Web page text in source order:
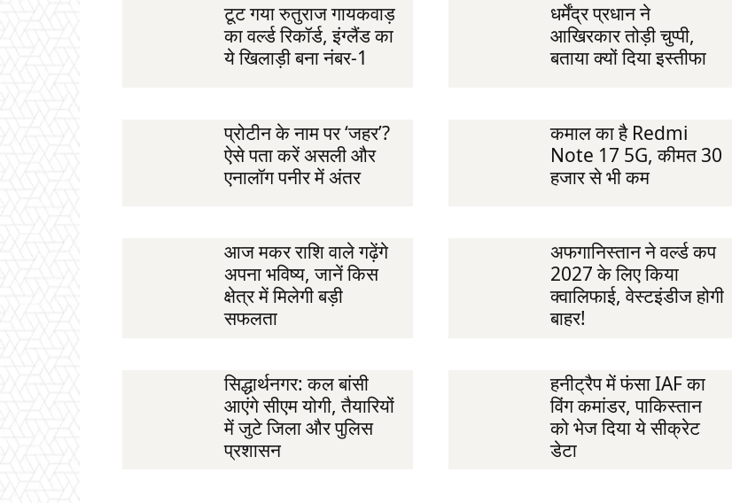
टूट गया रुतुराज गायकवाड़
का वर्ल्ड रिकॉर्ड, इंग्लैंड का
ये खिलाड़ी बना नंबर-1
धर्मेंद्र प्रधान ने
आखिरकार तोड़ी चुप्पी,
बताया क्यों दिया इस्तीफा
प्रोटीन के नाम पर ‘जहर’?
ऐसे पता करें असली और
एनालॉग पनीर में अंतर
कमाल का है Redmi
Note 17 5G, कीमत 30
हजार से भी कम
आज मकर राशि वाले गढ़ेंगे
अपना भविष्य, जानें किस
क्षेत्र में मिलेगी बड़ी
सफलता
अफगानिस्तान ने वर्ल्ड कप
2027 के लिए किया
क्वालिफाई, वेस्टइंडीज होगी
बाहर!
सिद्धार्थनगर: कल बांसी
आएंगे सीएम योगी, तैयारियों
में जुटे जिला और पुलिस
प्रशासन
हनीट्रैप में फंसा IAF का
विंग कमांडर, पाकिस्तान
को भेज दिया ये सीक्रेट
डेटा